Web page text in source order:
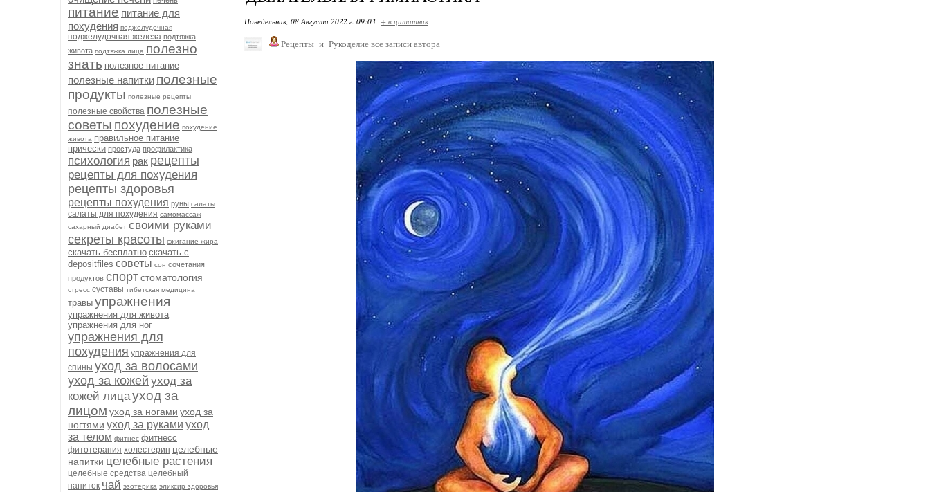
питание питание для
похудения поджелудочная
поджелудочная железа подтяжка
живота подтяжка лица полезно
знать полезное питание
полезные напитки полезные
продукты полезные рецепты
полезные свойства полезные
советы похудение похудение
живота правильное питание
прически простуда профилактика
психология рак рецепты
рецепты для похудения
рецепты здоровья
рецепты похудения руны салаты
салаты для похудения самомассаж
сахарный диабет своими руками
секреты красоты сжигание жира
скачать бесплатно скачать с
depositfiles советы сон сочетания
продуктов спортстоматология
стресс суставы тибетская медицина
травы упражнения
упражнения для живота
упражнения для ног
упражнения для
похудения упражнения для
спины уход за волосами
уход за кожей уход за
кожей лицауход за
лицом уход за ногами уход за
ногтями уход за руками уход
за телом фитнес фитнесс
фитотерапия холестерин целебные
напитки целебные растения
целебные средства целебный
напиток чай эзотерика эликсир здоровья
Понедельник, 08 Августа 2022 г. 09:03 + в цитатник
Рецепты_и_Рукоделие все записи автора